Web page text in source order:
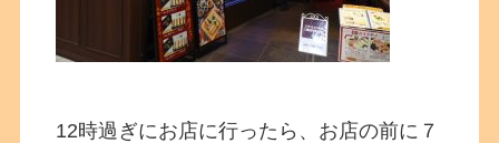
12時過ぎにお店に行ったら、お店の前に７